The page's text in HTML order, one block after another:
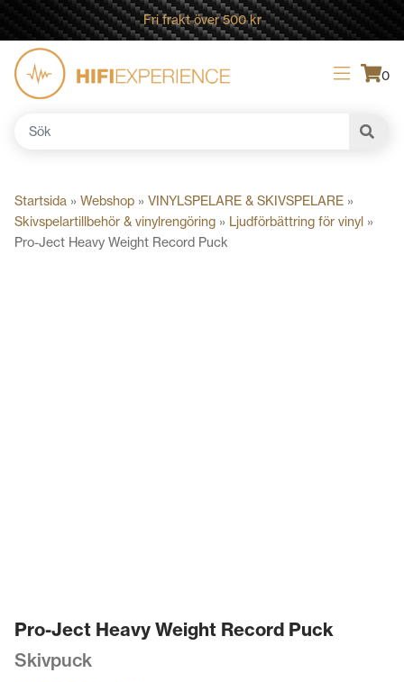
Fri frakt över 500 kr
0
Sök
Startsida » Webshop » VINYLSPELARE & SKIVSPELARE »
Skivspelartillbehör & vinylrengöring » Ljudförbättring för vinyl »
Pro-Ject Heavy Weight Record Puck
Pro-Ject Heavy Weight Record Puck
Skivpuck